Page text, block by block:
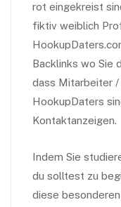
rot eingekreist
fiktiv weiblich
Backlinks wo Sie
dass Mitarbeiter
HookupDaters
Kontaktanzeigen.
Indem Sie
du solltest zu
diese